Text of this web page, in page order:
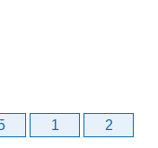
1 2